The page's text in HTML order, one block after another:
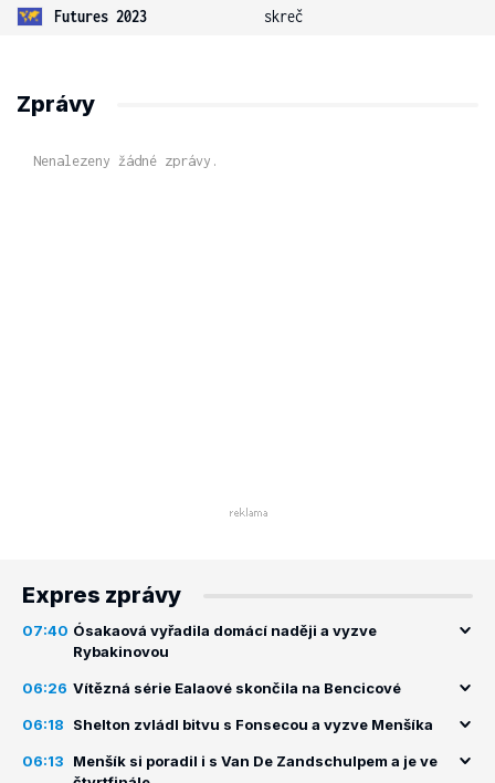
Futures 2023
skreč
Zprávy
Nenalezeny žádné zprávy.
Expres zprávy
07:40 Ósakaová vyřadila domácí naději a vyzve
Rybakinovou
06:26 Vítězná série Ealaové skončila na Bencicové
06:18 Shelton zvládl bitvu s Fonsecou a vyzve Menšíka
06:13
Menšík si poradil i s Van De Zandschulpem a je ve